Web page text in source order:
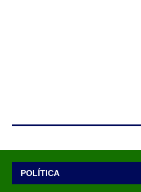
POLÍTICA